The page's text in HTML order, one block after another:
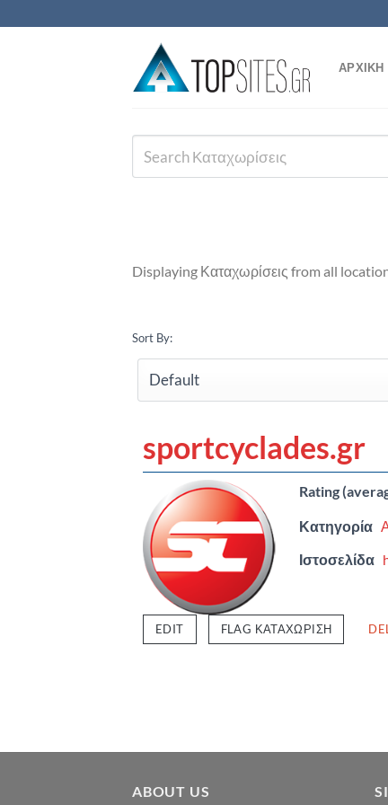
στο
ΑΡΧΙΚΗ
Displaying Καταχωρίσεις from all
Sort By:
sportcyclades.gr
Rating
Κατηγορία
Ιστοσελίδα
EDIT FLAG ΚΑΤΑΧΏΡΙΣΗ
ABOUT US